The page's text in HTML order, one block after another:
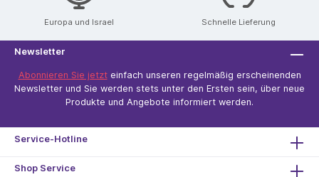
Europa und Israel Schnelle Lieferung
Newsletter
Abonnieren Sie jetzteinfach unseren regelmäßig erscheinenden
Newsletter und Sie werden stets unter den Ersten sein, über neue
Produkte und Angebote informiert werden.
Service-Hotline
Shop Service